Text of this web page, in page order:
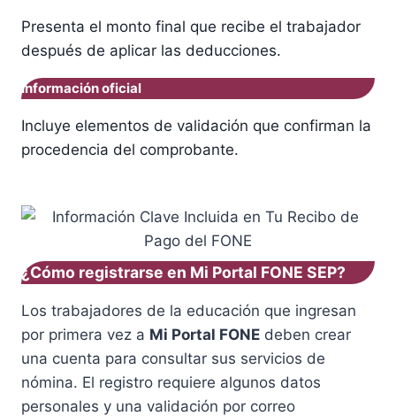
Presenta el monto final que recibe el trabajador
después de aplicar las deducciones.
Información oficial
Incluye elementos de validación que confirman la
procedencia del comprobante.
¿Cómo registrarse en Mi Portal FONE SEP?
Los trabajadores de la educación que ingresan
por primera vez a Mi Portal FONE deben crear
una cuenta para consultar sus servicios de
nómina. El registro requiere algunos datos
personales y una validación por correo